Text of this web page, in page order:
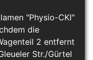
"Physio-CKI"
die
2 entfernt
Str./Gürtel